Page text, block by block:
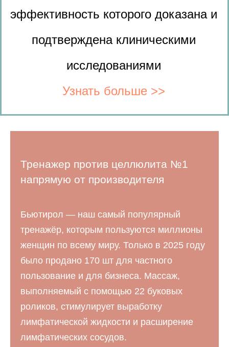
эффективность которого доказана и
подтверждена клиническими
исследованиями
Узнать больше >>
Тренажер против целлюлита №1
напрямую от производителя
Бьютирол — наш самый популярный
тренажёр, которым пользуются миллионы
женщин по всему миру. Только в 2025 году
было продано 170 шт для частного
пользование и для бизнеса. Массаж,
выполняемый с помощью 22 буковых
роликов, стимулирует выработку
лимфатической жидкости и расширение
лимфатических сосудов.